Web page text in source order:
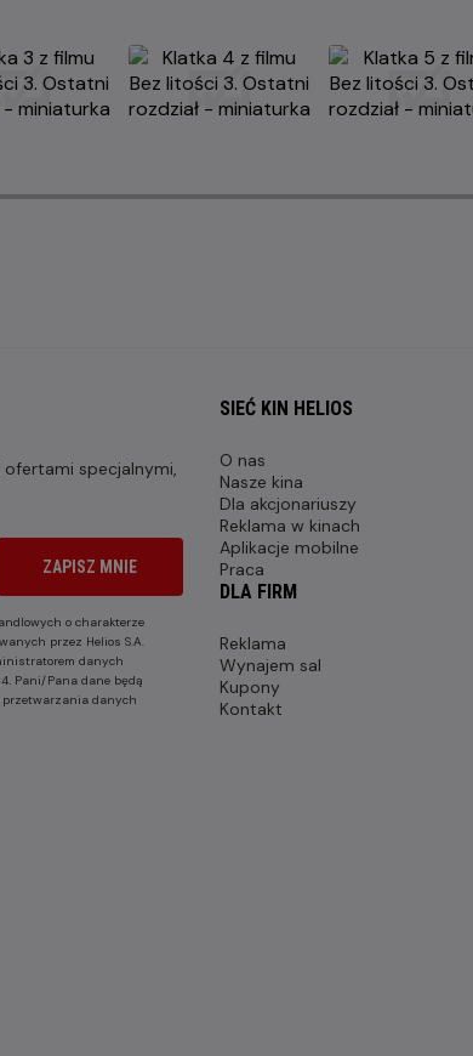
ofertami specjalnymi,
ZAPISZ MNIE
o charakterze
przez Helios S.A.
danych
Pani/Pana dane będą
przetwarzania danych
SIEĆ KIN HELIOS
O nas
Nasze kina
Dla akcjonariuszy
Reklama w kinach
Aplikacje mobilne
Praca
DLA FIRM
Reklama
Wynajem sal
Kupony
Kontakt